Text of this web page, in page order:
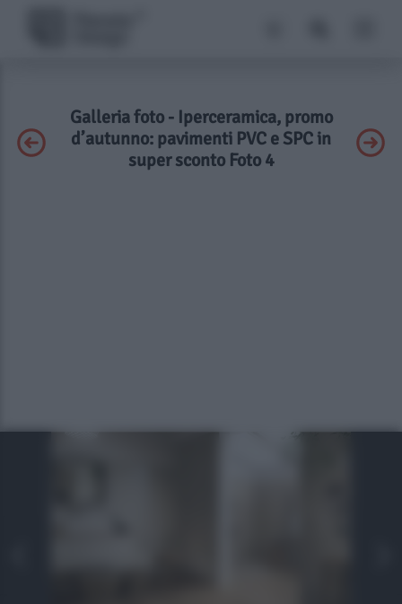
Galleria foto - Iperceramica, promo
d’autunno: pavimenti PVC e SPC in
super sconto Foto 4